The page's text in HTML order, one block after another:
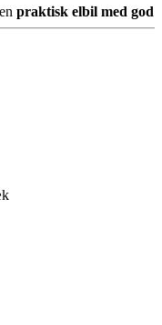
praktisk elbil med god